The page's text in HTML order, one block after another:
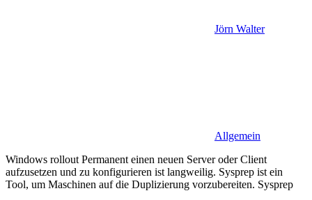
Jörn Walter
Allgemein
Windows rollout Permanent einen neuen Server oder Client
aufzusetzen und zu konfigurieren ist langweilig. Sysprep ist ein
Tool, um Maschinen auf die Duplizierung vorzubereiten. Sysprep